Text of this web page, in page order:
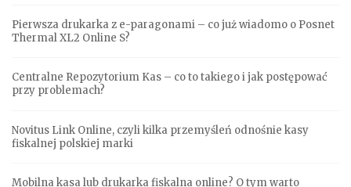
Pierwsza drukarka z e-paragonami – co już wiadomo o Posnet
Thermal XL2 Online S?
Centralne Repozytorium Kas – co to takiego i jak postępować
przy problemach?
Novitus Link Online, czyli kilka przemyśleń odnośnie kasy
fiskalnej polskiej marki
Mobilna kasa lub drukarka fiskalna online? O tym warto